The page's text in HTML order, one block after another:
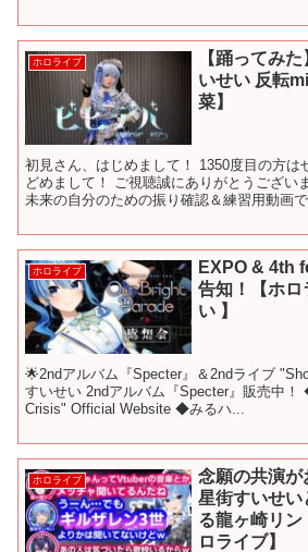
ホロライブ
【踊ってみ
いせい 反転
菜】
初見さん、はじめまして！ 1350度目の方は
どめまして！ ご視聴誠にありがとうござい
未来の自分のための振り確認＆練習用動画
ホロライブ
EXPO & 4th
告知！【ホロ
い 】
🌟2ndアルバム『Specter』＆2ndライブ
すいせい 2ndアルバム『Specter』販売中
Crisis" Official Website ◆みるハ...
ホロライブ
念願の共演が
星街すいせい
る龍ヶ崎リ
ロライブ】